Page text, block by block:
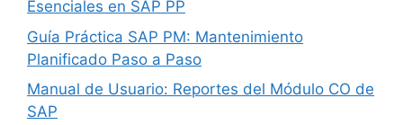
Esenciales en SAP PP
Guía Práctica SAP PM: Mantenimiento
Planificado Paso a Paso
Manual de Usuario: Reportes del Módulo CO de
SAP